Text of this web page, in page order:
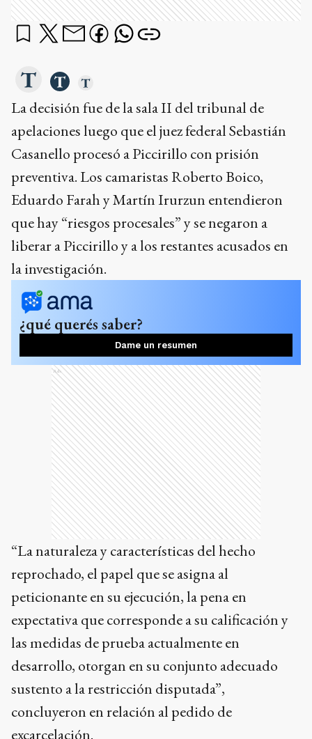
La decisión fue de la sala II del tribunal de
apelaciones luego que el juez federal Sebastián
Casanello procesó a Piccirillo con prisión
preventiva. Los camaristas Roberto Boico,
Eduardo Farah y Martín Irurzun entendieron
que hay “riesgos procesales” y se negaron a
liberar a Piccirillo y a los restantes acusados en
la investigación.
¿qué querés saber?
Dame un resumen
Ads
“La naturaleza y características del hecho
reprochado, el papel que se asigna al
peticionante en su ejecución, la pena en
expectativa que corresponde a su calificación y
las medidas de prueba actualmente en
desarrollo, otorgan en su conjunto adecuado
sustento a la restricción disputada”,
concluyeron en relación al pedido de
excarcelación.